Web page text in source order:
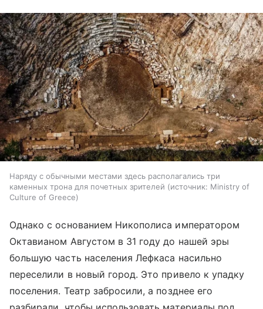
Наряду с обычными местами здесь располагались три
каменных трона для почетных зрителей
источник: Ministry of
Culture of Greece
Однако с основанием Никополиса императором
Октавианом Августом в 31 году до нашей эры
большую часть населения Лефкаса насильно
переселили в новый город. Это привело к упадку
поселения. Театр забросили, а позднее его